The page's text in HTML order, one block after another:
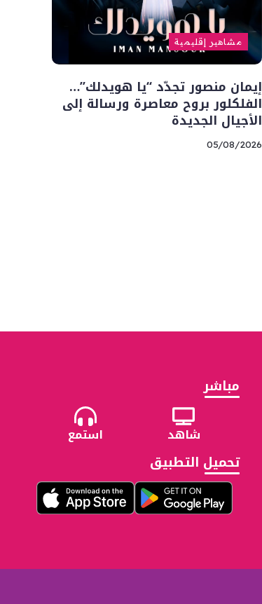
مشاهير إقليمية
إيمان منصور تجدّد “يا هويدلك”…
الفلكلور بروح معاصرة ورسالة إلى
الأجيال الجديدة
05/08/2026
مباشر
شاهد استمع
تحميل التطبيق